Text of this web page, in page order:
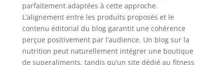
parfaitement adaptées à cette approche.
L’alignement entre les produits proposés et le
contenu éditorial du blog garantit une cohérence
perçue positivement par l’audience. Un blog sur la
nutrition peut naturellement intégrer une boutique
de superaliments, tandis qu’un site dédié au fitness